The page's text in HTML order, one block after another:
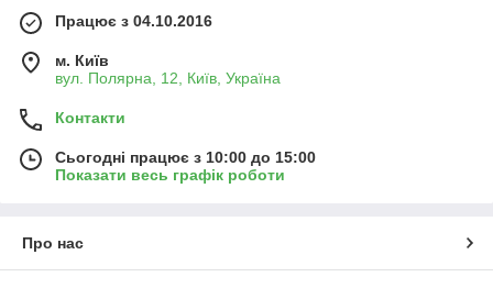
Працює з 04.10.2016
м. Київ
вул. Полярна, 12, Київ, Україна
Контакти
Сьогодні працює з 10:00 до 15:00
Показати весь графік роботи
Про нас